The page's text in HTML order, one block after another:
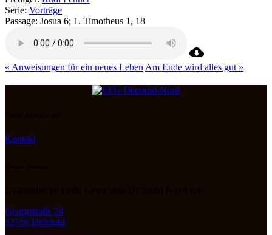
Serie: Vorträge
Passage: Josua 6; 1. Timotheus 1, 18
« Anweisungen für ein neues Leben Am Ende wird alles gut »
Kontakt
Georgstraße 24
32756 Detmold